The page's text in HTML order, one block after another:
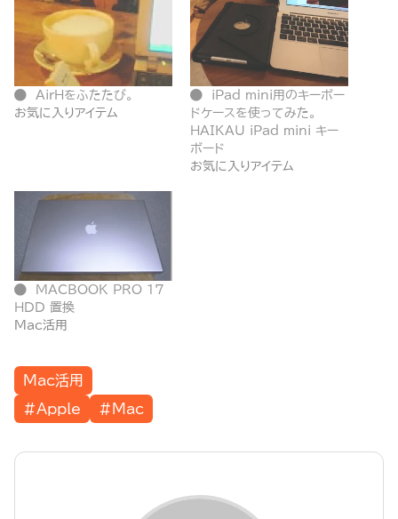
AirHをふたたび。
お気に入りアイテム
iPad mini用のキーボー
ドケースを使ってみた。
HAIKAU iPad mini キー
ボード
お気に入りアイテム
MACBOOK PRO 17
HDD 置換
Mac活用
Mac活用
#Apple
#Mac